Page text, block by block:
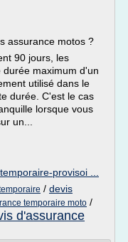
assurance motos ?
90 jours, les
maximum d'un
utilisé dans le
durée. C'est le cas
lorsque vous
un...
provisoi ...
/ devis
temporaire moto /
d'assurance